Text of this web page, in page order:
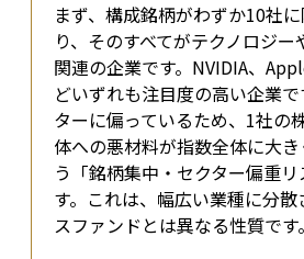
まず、構成銘柄がわずか10社
り、そのすべてがテクノロジ
関連の企業です。NVIDIA、
どいずれも注目度の高い企業
ターに偏っているため、1社の
体への悪材料が指数全体に大
う「銘柄集中・セクター偏重
す。これは、幅広い業種に分
スファンドとは異なる性質です。